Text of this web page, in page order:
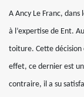
A Ancy Le Franc,
à l’expertise de Ent.
toiture. Cette décision
effet, ce dernier est
contraire, il a su